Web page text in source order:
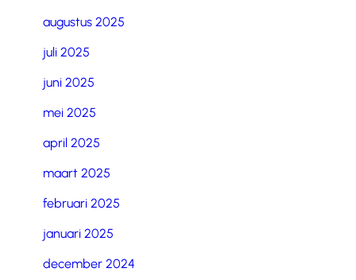
augustus 2025
juli 2025
juni 2025
mei 2025
april 2025
maart 2025
februari 2025
januari 2025
december 2024